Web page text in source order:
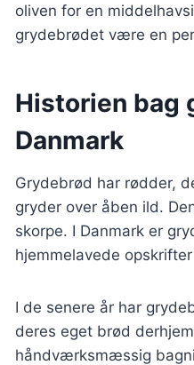
oliven for en
grydebrødet være en
Historien bag
Danmark
Grydebrød har rødder,
gryder over åben ild.
skorpe. I Danmark er
hjemmelavede
I de senere år har
deres eget brød
håndværksmæssig